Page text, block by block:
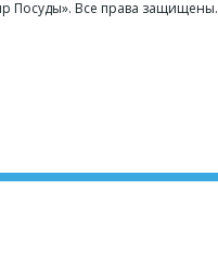
Посуды». Все права защищены.